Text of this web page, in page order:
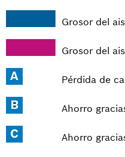
Grosor del
Grosor del
Pérdida de
Ahorro
Ahorro